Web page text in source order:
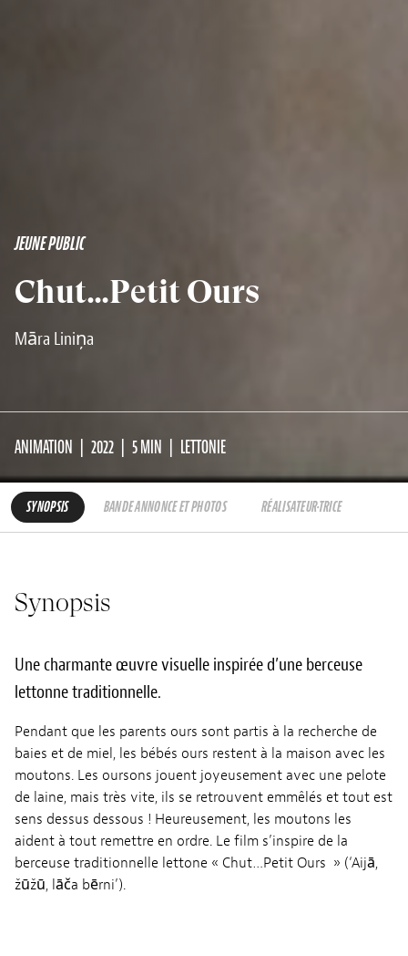
JEUNE PUBLIC
Chut…Petit Ours
Māra Liniņa
ANIMATION 2022 5 MIN LETTONIE
SYNOPSIS BANDE ANNONCE ET PHOTOS RÉALISATEUR·TRICE
Synopsis
Une charmante œuvre visuelle inspirée d’une berceuse
lettonne traditionnelle.
Pendant que les parents ours sont partis à la recherche de
baies et de miel, les bébés ours restent à la maison avec les
moutons. Les oursons jouent joyeusement avec une pelote
de laine, mais très vite, ils se retrouvent emmêlés et tout est
sens dessus dessous ! Heureusement, les moutons les
aident à tout remettre en ordre. Le film s’inspire de la
berceuse traditionnelle lettone « Chut…Petit Ours » (‘Aijā,
žūžū, lāča bērni’).